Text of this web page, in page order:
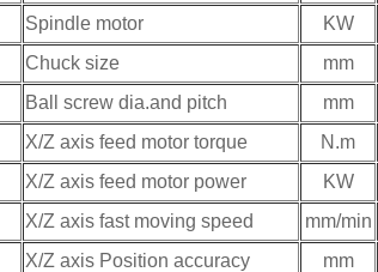
Spindle motor KW
Chuck size mm
Ball screw dia.and pitch mm
X/Z axis feed motor torque N.m
X/Z axis feed motor power KW
X/Z axis fast moving speed mm/min
X/Z axis Position accuracy mm